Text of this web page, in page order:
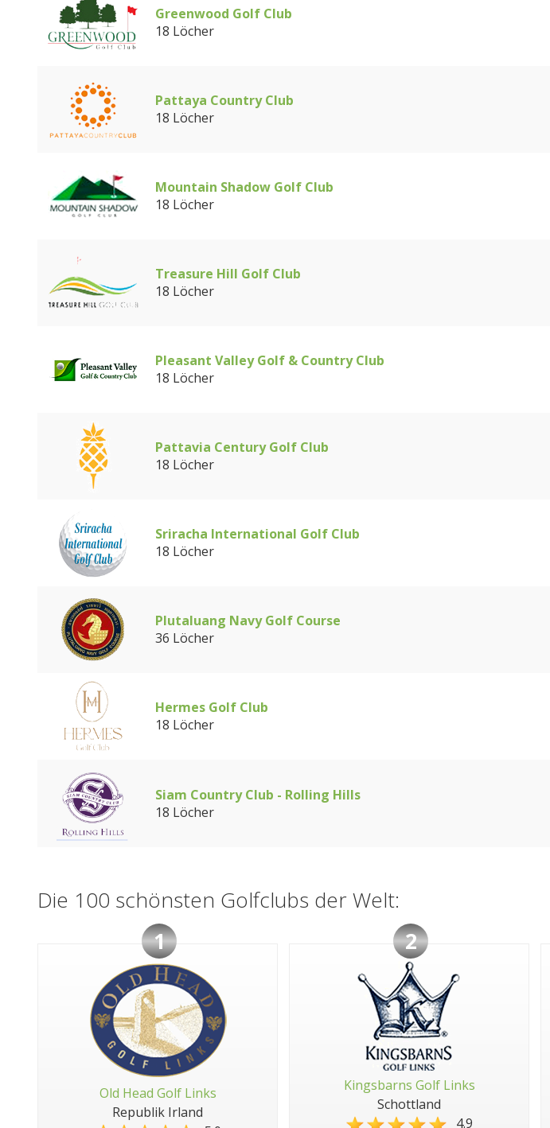
Greenwood Golf Club
18 Löcher
Pattaya Country Club
18 Löcher
Mountain Shadow Golf Club
18 Löcher
Treasure Hill Golf Club
18 Löcher
Pleasant Valley Golf & Country Club
18 Löcher
Pattavia Century Golf Club
18 Löcher
Sriracha International Golf Club
18 Löcher
Plutaluang Navy Golf Course
36 Löcher
Hermes Golf Club
18 Löcher
Siam Country Club - Rolling Hills
18 Löcher
Die 100 schönsten Golfclubs der Welt:
1
Old Head Golf Links
Republik Irland
2
Kingsbarns Golf Links
Schottland
4.9